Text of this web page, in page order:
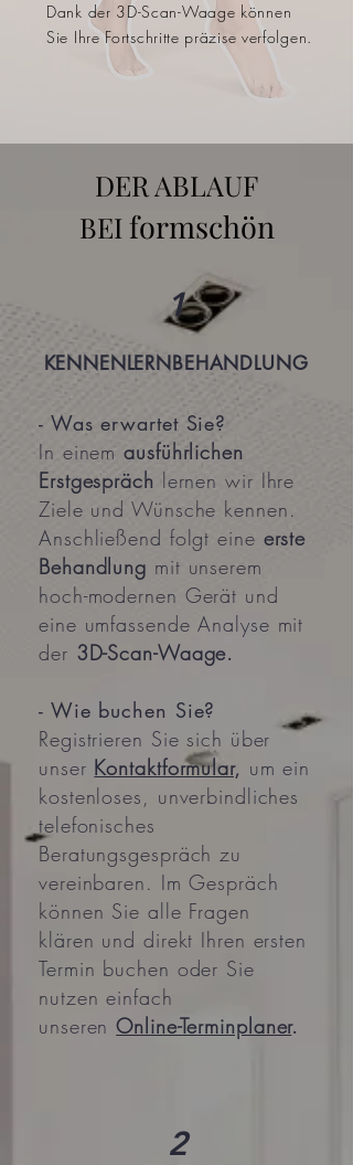
Dank der 3D-Scan-Waage können
Sie Ihre Fortschritte präzise verfolgen.
DER ABLAUF
BEIformschön
1
KENNENLERNBEHANDLUNG
- Was erwartet Sie?
In einemausführlichen
Erstgespräch lernen wir Ihre
Ziele und Wünsche kennen.
Anschließend folgt eine erste
Behandlung mit unserem
hoch-modernen Gerät und
eine umfassende Analyse mit
der 3D-Scan-Waage.
- Wie buchen Sie?
Registrieren Sie sich über
unser Kontaktformular, um ein
kostenloses, unverbindliches
telefonisches
Beratungsgespräch zu
vereinbaren. Im Gespräch
können Sie alle Fragen
klären und direkt Ihren ersten
Termin buchen oder Sie
nutzen einfach
unserenOnline-Terminplaner.
2